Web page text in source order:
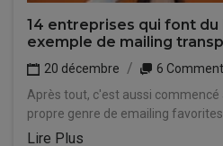
14 entreprises qui font du
exemple de mailing
20 décembre
6
Après tout, c'est aussi
propre genre de emailing favorites
Lire Plus